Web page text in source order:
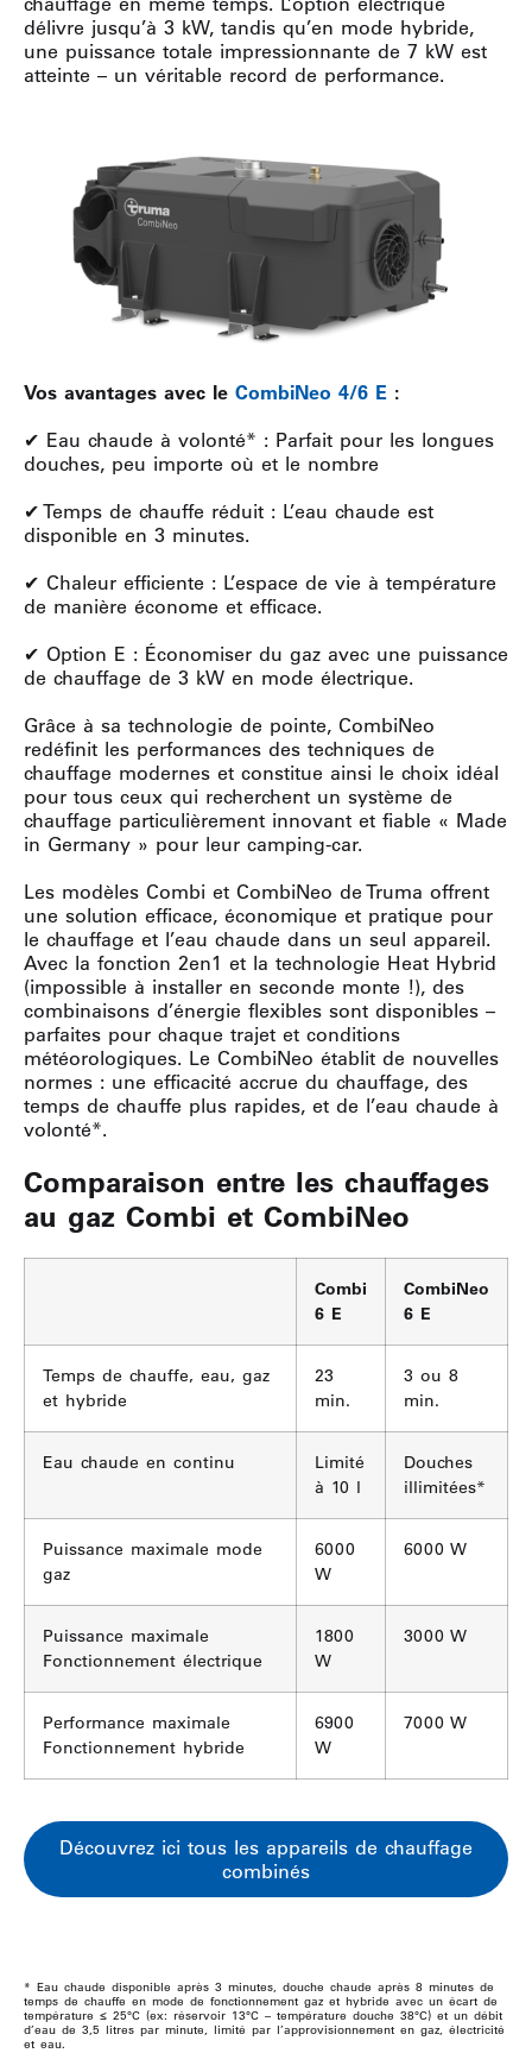
délivre jusqu’à 3 kW, tandis qu’en mode hybride,
une puissance totale impressionnante de 7 kW est
atteinte – un véritable record de performance.
Vos avantages avec le CombiNeo 4/6 E :
✔ Eau chaude à volonté* : Parfait pour les longues
douches, peu importe où et le nombre
✔ Temps de chauffe réduit : L’eau chaude est
disponible en 3 minutes.
✔ Chaleur efficiente : L’espace de vie à température
de manière économe et efficace.
✔ Option E : Économiser du gaz avec une puissance
de chauffage de 3 kW en mode électrique.
Grâce à sa technologie de pointe, CombiNeo
redéfinit les performances des techniques de
chauffage modernes et constitue ainsi le choix idéal
pour tous ceux qui recherchent un système de
chauffage particulièrement innovant et fiable « Made
in Germany » pour leur camping-car.
Les modèles Combi et CombiNeo de Truma offrent
une solution efficace, économique et pratique pour
le chauffage et l’eau chaude dans un seul appareil.
Avec la fonction 2en1 et la technologie Heat Hybrid
(impossible à installer en seconde monte !), des
combinaisons d’énergie flexibles sont disponibles –
parfaites pour chaque trajet et conditions
météorologiques. Le CombiNeo établit de nouvelles
normes : une efficacité accrue du chauffage, des
temps de chauffe plus rapides, et de l’eau chaude à
volonté*.
Comparaison entre les chauffages
au gaz Combi et CombiNeo
Combi
6 E
CombiNeo
6 E
Temps de chauffe, eau, gaz
et hybride
23
min.
3 ou 8
min.
Eau chaude en continu
Limité
à 10 l
Douches
illimitées*
Puissance maximale mode
gaz
6000
W
6000 W
Puissance maximale
Fonctionnement électrique
1800
W
3000 W
Performance maximale
Fonctionnement hybride
6900
W
7000 W
Découvrez ici tous les appareils de chauffage
combinés
* Eau chaude disponible après 3 minutes, douche chaude après 8 minutes de
temps de chauffe en mode de fonctionnement gaz et hybride avec un écart de
température ≤ 25°C (ex: réservoir 13°C – température douche 38°C) et un débit
d’eau de 3,5 litres par minute, limité par l’approvisionnement en gaz, électricité
et eau.